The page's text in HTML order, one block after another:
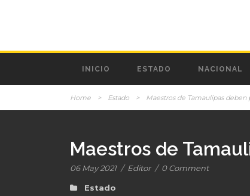
INICIO ESTADO NACIONAL
Home > Estado > Maestros de Tamaulipas
Maestros de
06 May 2021 / Editor / 0 Comment
Estado